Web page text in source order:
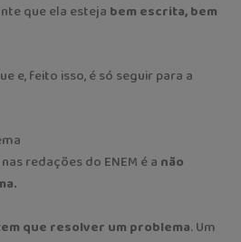
que ela esteja bem escrita, bem
e, feito isso, é só seguir para a
redações do ENEM é a não
que resolver um problema. Um